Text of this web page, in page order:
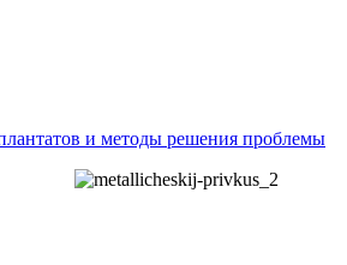
и методы решения проблемы